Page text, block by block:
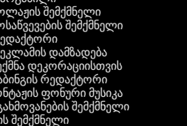
შემქმნელი
შემქმნელი
დამზადება
დეკორაციისთვის
რედაქტორი
ფონური მუსიკა
შემქმნელი
შემქმნელი